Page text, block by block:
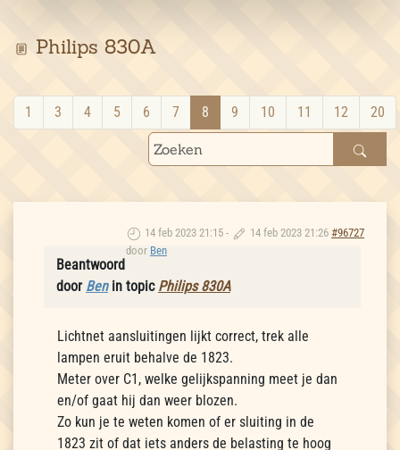
Philips 830A
1 3 4 5 6 7 8 9 10 11 12 20
14 feb 2023 21:15 - 14 feb 2023 21:26 #96727
door Ben
Beantwoord
door Benin topic Philips 830A
Lichtnet aansluitingen lijkt correct, trek alle
lampen eruit behalve de 1823.
Meter over C1, welke gelijkspanning meet je dan
en/of gaat hij dan weer blozen.
Zo kun je te weten komen of er sluiting in de
1823 zit of dat iets anders de belasting te hoog